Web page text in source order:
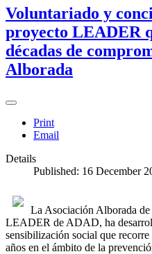
Voluntariado y
proyecto LEADER
décadas de
Alborada
Print
Email
Details
Published: 16 December
La Asociación Alborada
LEADER de ADAD, ha
sensibilización social que
años en el ámbito de la